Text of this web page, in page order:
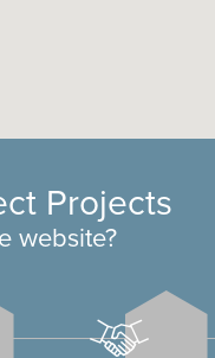
Projects
website?